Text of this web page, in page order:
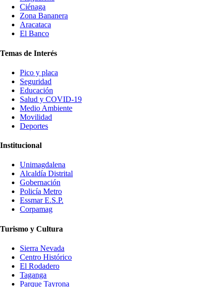
Ciénaga
Zona Bananera
Aracataca
El Banco
Temas de Interés
Pico y placa
Seguridad
Educación
Salud y COVID-19
Medio Ambiente
Movilidad
Deportes
Institucional
Unimagdalena
Alcaldía Distrital
Gobernación
Policía Metro
Essmar E.S.P.
Corpamag
Turismo y Cultura
Sierra Nevada
Centro Histórico
El Rodadero
Taganga
Parque Tayrona